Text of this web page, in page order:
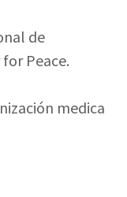
de
Peace.
medica